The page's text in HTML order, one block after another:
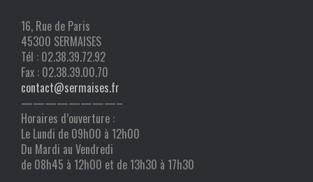
16, Rue de Paris
45300 SERMAISES
Tél : 02.38.39.72.92
Fax : 02.38.39.00.70
contact@sermaises.fr
————————–
Horaires d’ouverture :
Le Lundi de 09h00 à 12h00
Du Mardi au Vendredi
de 08h45 à 12h00 et de 13h30 à 17h30